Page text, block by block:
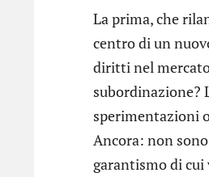
La prima, che
centro di un
diritti nel
subordinazione?
sperimentazioni
Ancora: non
garantismo di cui